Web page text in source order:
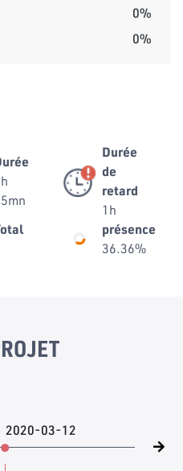
0%
0%
Durée
de
retard
1h
présence
36.36%
2020-03-12